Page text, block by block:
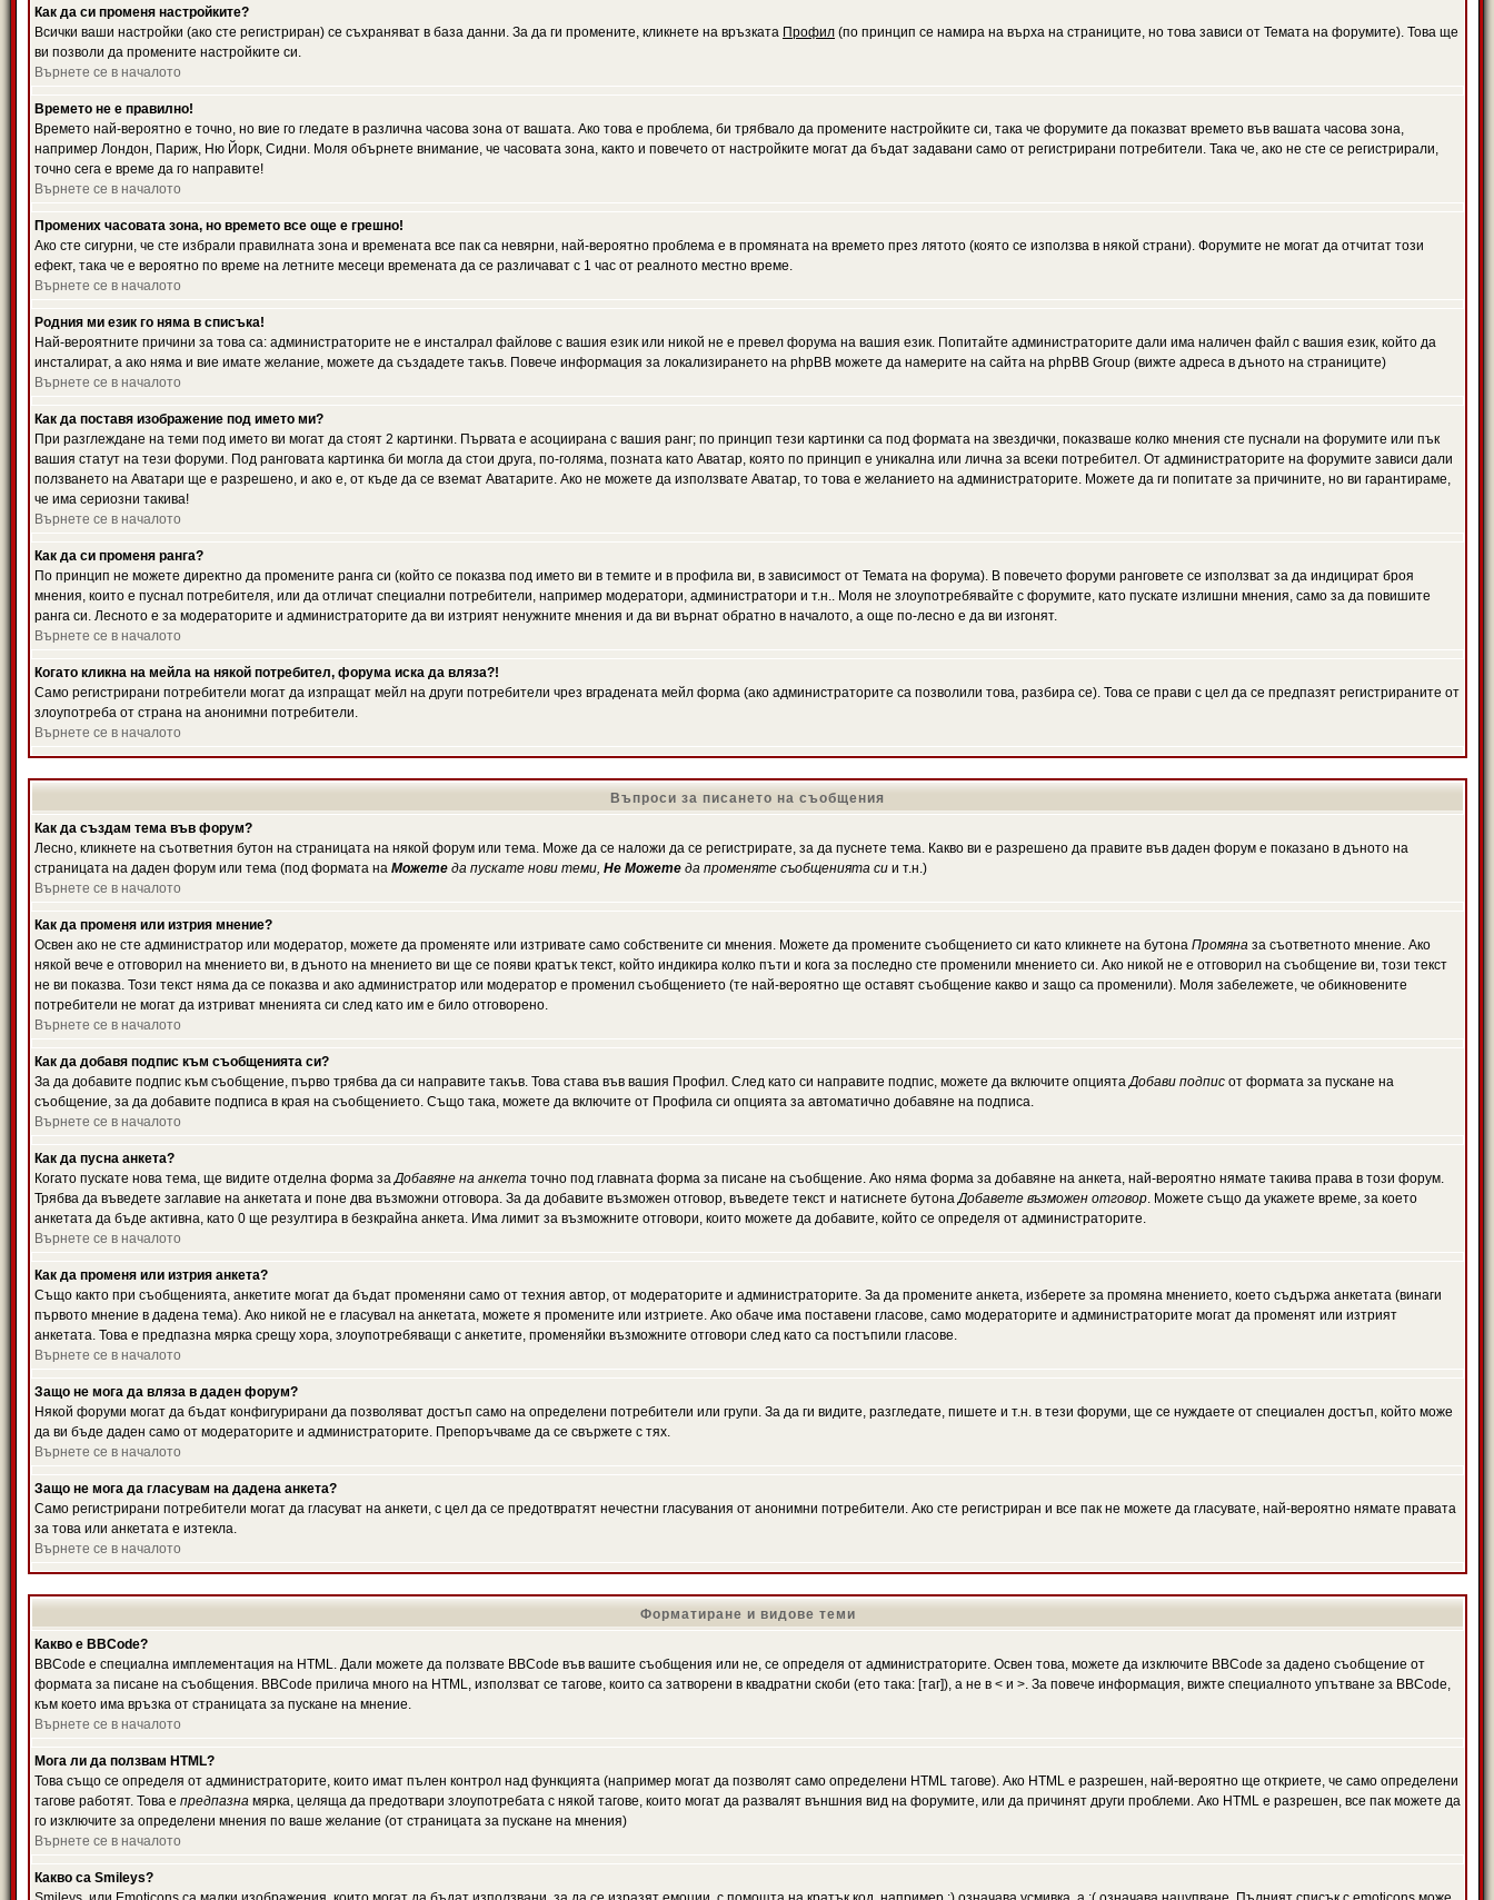
Как да си променя настройките?
Всички ваши настройки (ако сте регистриран) се съхраняват в база данни. За да ги промените, кликнете на връзката Профил (по принцип се намира на върха на страниците, но това зависи от Темата на форумите). Това ще
ви позволи да промените настройките си.
Върнете се в началото
Времето не е правилно!
Времето най-вероятно е точно, но вие го гледате в различна часова зона от вашата. Ако това е проблема, би трябвало да промените настройките си, така че форумите да показват времето във вашата часова зона,
например Лондон, Париж, Ню Йорк, Сидни. Моля обърнете внимание, че часовата зона, както и повечето от настройките могат да бъдат задавани само от регистрирани потребители. Така че, ако не сте се регистрирали,
точно сега е време да го направите!
Върнете се в началото
Промених часовата зона, но времето все още е грешно!
Ако сте сигурни, че сте избрали правилната зона и времената все пак са невярни, най-вероятно проблема е в промяната на времето през лятото (която се използва в някой страни). Форумите не могат да отчитат този
ефект, така че е вероятно по време на летните месеци времената да се различават с 1 час от реалното местно време.
Върнете се в началото
Родния ми език го няма в списъка!
Най-вероятните причини за това са: администраторите не е инсталрал файлове с вашия език или никой не е превел форума на вашия език. Попитайте администраторите дали има наличен файл с вашия език, който да
инсталират, а ако няма и вие имате желание, можете да създадете такъв. Повече информация за локализирането на phpBB можете да намерите на сайта на phpBB Group (вижте адреса в дъното на страниците)
Върнете се в началото
Как да поставя изображение под името ми?
При разглеждане на теми под името ви могат да стоят 2 картинки. Първата е асоциирана с вашия ранг; по принцип тези картинки са под формата на звездички, показваше колко мнения сте пуснали на форумите или пък
вашия статут на тези форуми. Под ранговата картинка би могла да стои друга, по-голяма, позната като Аватар, която по принцип е уникална или лична за всеки потребител. От администраторите на форумите зависи дали
ползването на Аватари ще е разрешено, и ако е, от къде да се вземат Аватарите. Ако не можете да използвате Аватар, то това е желанието на администраторите. Можете да ги попитате за причините, но ви гарантираме,
че има сериозни такива!
Върнете се в началото
Как да си променя ранга?
По принцип не можете директно да промените ранга си (който се показва под името ви в темите и в профила ви, в зависимост от Темата на форума). В повечето форуми ранговете се използват за да индицират броя
мнения, които е пуснал потребителя, или да отличат специални потребители, например модератори, администратори и т.н.. Моля не злоупотребявайте с форумите, като пускате излишни мнения, само за да повишите
ранга си. Лесното е за модераторите и администраторите да ви изтрият ненужните мнения и да ви върнат обратно в началото, а още по-лесно е да ви изгонят.
Върнете се в началото
Когато кликна на мейла на някой потребител, форума иска да вляза?!
Само регистрирани потребители могат да изпращат мейл на други потребители чрез вградената мейл форма (ако администраторите са позволили това, разбира се). Това се прави с цел да се предпазят регистрираните от
злоупотреба от страна на анонимни потребители.
Върнете се в началото
Въпроси за писането на съобщения
Как да създам тема във форум?
Лесно, кликнете на съответния бутон на страницата на някой форум или тема. Може да се наложи да се регистрирате, за да пуснете тема. Какво ви е разрешено да правите във даден форум е показано в дъното на
страницата на даден форум или тема (под формата на Можете да пускате нови теми, Не Можете да променяте съобщенията си и т.н.)
Върнете се в началото
Как да променя или изтрия мнение?
Освен ако не сте администратор или модератор, можете да променяте или изтривате само собствените си мнения. Можете да промените съобщението си като кликнете на бутона Промяна за съответното мнение. Ако
някой вече е отговорил на мнението ви, в дъното на мнението ви ще се появи кратък текст, който индикира колко пъти и кога за последно сте променили мнението си. Ако никой не е отговорил на съобщение ви, този текст
не ви показва. Този текст няма да се показва и ако администратор или модератор е променил съобщението (те най-вероятно ще оставят съобщение какво и защо са променили). Моля забележете, че обикновените
потребители не могат да изтриват мненията си след като им е било отговорено.
Върнете се в началото
Как да добавя подпис към съобщенията си?
За да добавите подпис към съобщение, първо трябва да си направите такъв. Това става във вашия Профил. След като си направите подпис, можете да включите опциятаДобави подпис от формата за пускане на
съобщение, за да добавите подписа в края на съобщението. Също така, можете да включите от Профила си опцията за автоматично добавяне на подписа.
Върнете се в началото
Как да пусна анкета?
Когато пускате нова тема, ще видите отделна форма заДобавяне на анкета точно под главната форма за писане на съобщение. Ако няма форма за добавяне на анкета, най-вероятно нямате такива права в този форум.
Трябва да въведете заглавие на анкетата и поне два възможни отговора. За да добавите възможен отговор, въведете текст и натиснете бутонаДобавете възможен отговор. Можете също да укажете време, за което
анкетата да бъде активна, като 0 ще резултира в безкрайна анкета. Има лимит за възможните отговори, които можете да добавите, който се определя от администраторите.
Върнете се в началото
Как да променя или изтрия анкета?
Също както при съобщенията, анкетите могат да бъдат променяни само от техния автор, от модераторите и администраторите. За да промените анкета, изберете за промяна мнението, което съдържа анкетата (винаги
първото мнение в дадена тема). Ако никой не е гласувал на анкетата, можете я промените или изтриете. Ако обаче има поставени гласове, само модераторите и администраторите могат да променят или изтрият
анкетата. Това е предпазна мярка срещу хора, злоупотребяващи с анкетите, променяйки възможните отговори след като са постъпили гласове.
Върнете се в началото
Защо не мога да вляза в даден форум?
Някой форуми могат да бъдат конфигурирани да позволяват достъп само на определени потребители или групи. За да ги видите, разгледате, пишете и т.н. в тези форуми, ще се нуждаете от специален достъп, който може
да ви бъде даден само от модераторите и администраторите. Препоръчваме да се свържете с тях.
Върнете се в началото
Защо не мога да гласувам на дадена анкета?
Само регистрирани потребители могат да гласуват на анкети, с цел да се предотвратят нечестни гласувания от анонимни потребители. Ако сте регистриран и все пак не можете да гласувате, най-вероятно нямате правата
за това или анкетата е изтекла.
Върнете се в началото
Форматиране и видове теми
Какво е BBCode?
BBCode е специална имплементация на HTML. Дали можете да ползвате BBCode във вашите съобщения или не, се определя от администраторите. Освен това, можете да изключите BBCode за дадено съобщение от
формата за писане на съобщения. BBCode прилича много на HTML, използват се тагове, които са затворени в квадратни скоби (ето така: [таг]), а не в < и >. За повече информация, вижте специалното упътване за BBCode,
към което има връзка от страницата за пускане на мнение.
Върнете се в началото
Мога ли да ползвам HTML?
Това също се определя от администраторите, които имат пълен контрол над функцията (например могат да позволят само определени HTML тагове). Ако HTML е разрешен, най-вероятно ще откриете, че само определени
тагове работят. Това е предпазна мярка, целяща да предотвари злоупотребата с някой тагове, които могат да развалят външния вид на форумите, или да причинят други проблеми. Ако HTML е разрешен, все пак можете да
го изключите за определени мнения по ваше желание (от страницата за пускане на мнения)
Върнете се в началото
Какво са Smileys?